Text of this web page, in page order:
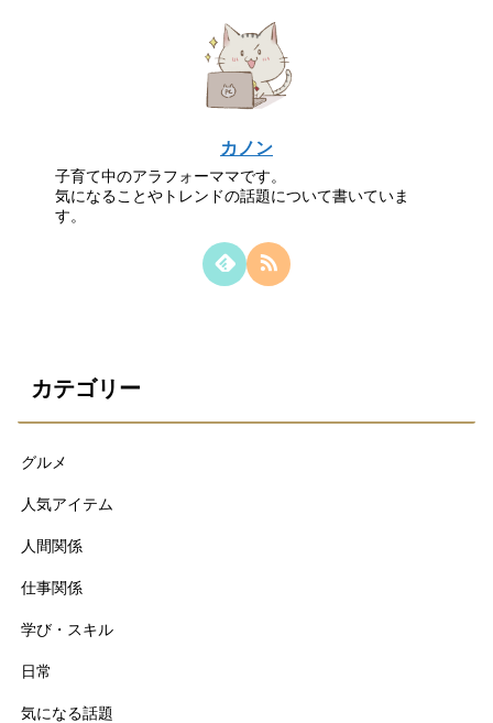
カノン
子育て中のアラフォーママです。
気になることやトレンドの話題について書いていま
す。
カテゴリー
グルメ
人気アイテム
人間関係
仕事関係
学び・スキル
日常
気になる話題